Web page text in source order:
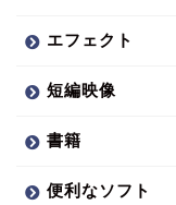
エフェクト
短編映像
書籍
便利なソフト